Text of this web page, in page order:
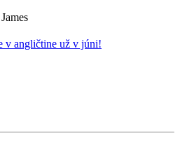
v angličtine už v júni!